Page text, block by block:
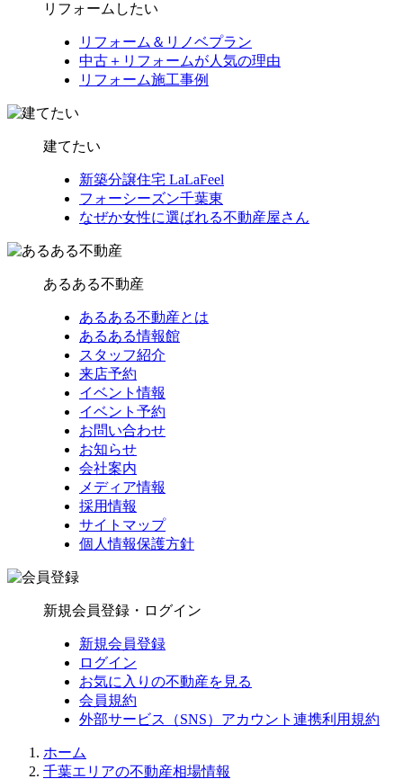
リフォームしたい
リフォーム＆リノベプラン
中古＋リフォームが人気の理由
リフォーム施工事例
建てたい
新築分譲住宅 LaLaFeel
フォーシーズン千葉東
なぜか女性に選ばれる不動産屋さん
あるある不動産
あるある不動産とは
あるある情報館
スタッフ紹介
来店予約
イベント情報
イベント予約
お問い合わせ
お知らせ
会社案内
メディア情報
採用情報
サイトマップ
個人情報保護方針
新規会員登録・ログイン
新規会員登録
ログイン
お気に入りの不動産を見る
会員規約
外部サービス（SNS）アカウント連携利用規約
ホーム
千葉エリアの不動産相場情報